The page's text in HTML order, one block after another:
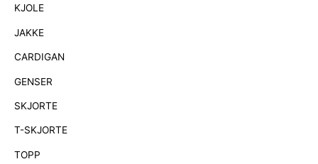
e
KJOLE
JAKKE
CARDIGAN
GENSER
SKJORTE
T-SKJORTE
TOPP